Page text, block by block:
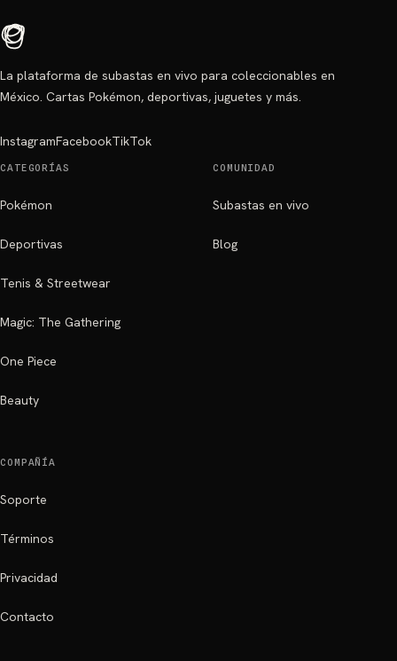
La plataforma de subastas en vivo para coleccionables en
México. Cartas Pokémon, deportivas, juguetes y más.
InstagramFacebookTikTok
CATEGORÍAS
Pokémon
Deportivas
Tenis & Streetwear
Magic: The Gathering
One Piece
Beauty
COMUNIDAD
Subastas en vivo
Blog
COMPAÑÍA
Soporte
Términos
Privacidad
Contacto